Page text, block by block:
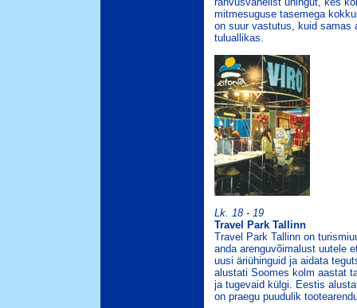
mitmesuguse tasemega
on suur vastutus, kuid samas
tuluallikas.
Lk. 18 - 19
Travel Park Tallinn
Travel Park Tallinn on
anda arenguvõimalust uutele
uusi äriühinguid ja aidata
alustati Soomes kolm aastat
ja tugevaid külgi. Eestis
on praegu puudulik